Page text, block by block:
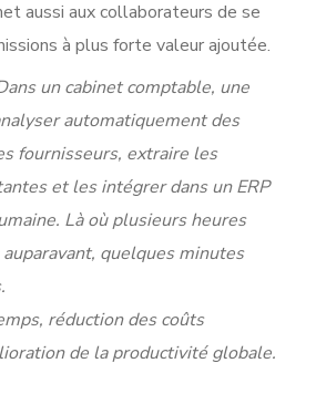
aussi aux collaborateurs de se
à plus forte valeur ajoutée.
un cabinet comptable, une
automatiquement des
fournisseurs, extraire les
et les intégrer dans un ERP
Là où plusieurs heures
quelques minutes
réduction des coûts
de la productivité globale.